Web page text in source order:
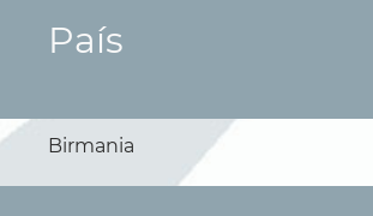
País
Birmania